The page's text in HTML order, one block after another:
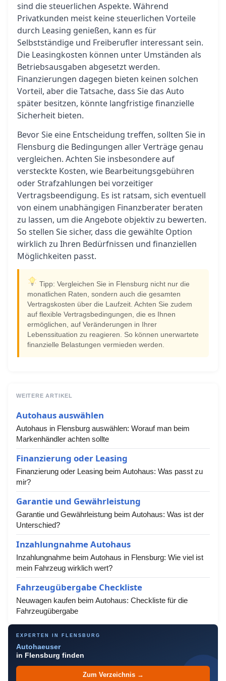
sind die steuerlichen Aspekte. Während
Privatkunden meist keine steuerlichen Vorteile
durch Leasing genießen, kann es für
Selbstständige und Freiberufler interessant sein.
Die Leasingkosten können unter Umständen als
Betriebsausgaben abgesetzt werden.
Finanzierungen dagegen bieten keinen solchen
Vorteil, aber die Tatsache, dass Sie das Auto
später besitzen, könnte langfristige finanzielle
Sicherheit bieten.
Bevor Sie eine Entscheidung treffen, sollten Sie in
Flensburg die Bedingungen aller Verträge genau
vergleichen. Achten Sie insbesondere auf
versteckte Kosten, wie Bearbeitungsgebühren
oder Strafzahlungen bei vorzeitiger
Vertragsbeendigung. Es ist ratsam, sich eventuell
von einem unabhängigen Finanzberater beraten
zu lassen, um die Angebote objektiv zu bewerten.
So stellen Sie sicher, dass die gewählte Option
wirklich zu Ihren Bedürfnissen und finanziellen
Möglichkeiten passt.
Tipp: Vergleichen Sie in Flensburg nicht nur die
monatlichen Raten, sondern auch die gesamten
Vertragskosten über die Laufzeit. Achten Sie zudem
auf flexible Vertragsbedingungen, die es Ihnen
ermöglichen, auf Veränderungen in Ihrer
Lebenssituation zu reagieren. So können unerwartete
finanzielle Belastungen vermieden werden.
WEITERE ARTIKEL
Autohaus auswählen
Autohaus in Flensburg auswählen: Worauf man beim
Markenhändler achten sollte
Finanzierung oder Leasing
Finanzierung oder Leasing beim Autohaus: Was passt zu
mir?
Garantie und Gewährleistung
Garantie und Gewährleistung beim Autohaus: Was ist der
Unterschied?
Inzahlungnahme Autohaus
Inzahlungnahme beim Autohaus in Flensburg: Wie viel ist
mein Fahrzeug wirklich wert?
Fahrzeugübergabe Checkliste
Neuwagen kaufen beim Autohaus: Checkliste für die
Fahrzeugübergabe
EXPERTEN IN FLENSBURG
Autohaeuser
in Flensburg finden
Zum Verzeichnis →